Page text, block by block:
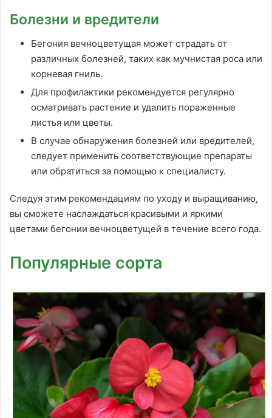
Болезни и вредители
Бегония вечноцветущая может страдать от
различных болезней, таких как мучнистая роса или
корневая гниль.
Для профилактики рекомендуется регулярно
осматривать растение и удалить пораженные
листья или цветы.
В случае обнаружения болезней или вредителей,
следует применить соответствующие препараты
или обратиться за помощью к специалисту.
Следуя этим рекомендациям по уходу и выращиванию,
вы сможете наслаждаться красивыми и яркими
цветами бегонии вечноцветущей в течение всего года.
Популярные сорта